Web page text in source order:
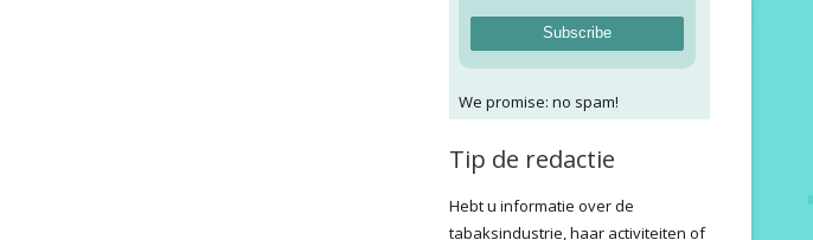
Subscribe
We promise: no spam!
Tip de redactie
Hebt u informatie over de
tabaksindustrie, haar activiteiten of